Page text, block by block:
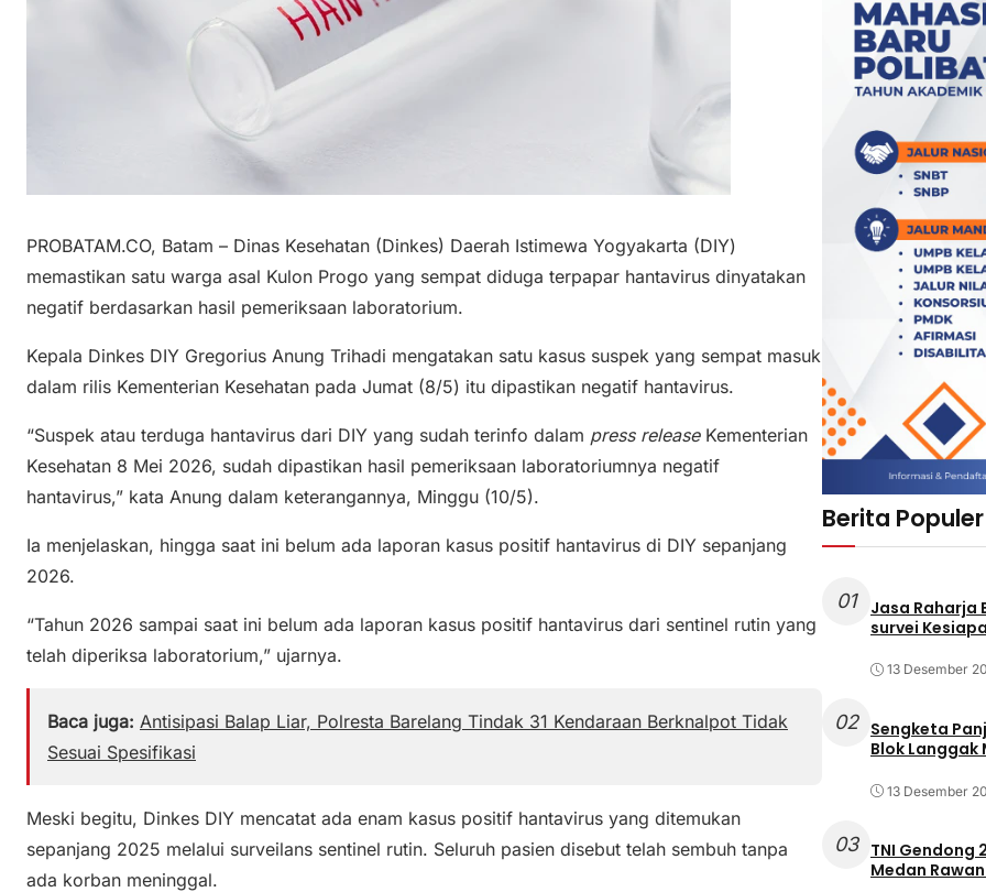
PROBATAM.CO, Batam – Dinas Kesehatan (Dinkes) Daerah Istimewa Yogyakarta (DIY)
memastikan satu warga asal Kulon Progo yang sempat diduga terpapar hantavirus dinyatakan
negatif berdasarkan hasil pemeriksaan laboratorium.
Kepala Dinkes DIY Gregorius Anung Trihadi mengatakan satu kasus suspek yang sempat masuk
dalam rilis Kementerian Kesehatan pada Jumat (8/5) itu dipastikan negatif hantavirus.
“Suspek atau terduga hantavirus dari DIY yang sudah terinfo dalam press release Kementerian
Kesehatan 8 Mei 2026, sudah dipastikan hasil pemeriksaan laboratoriumnya negatif
hantavirus,” kata Anung dalam keterangannya, Minggu (10/5).
Ia menjelaskan, hingga saat ini belum ada laporan kasus positif hantavirus di DIY sepanjang
2026.
“Tahun 2026 sampai saat ini belum ada laporan kasus positif hantavirus dari sentinel rutin yang
telah diperiksa laboratorium,” ujarnya.
Baca juga: Antisipasi Balap Liar, Polresta Barelang Tindak 31 Kendaraan Berknalpot Tidak
Sesuai Spesifikasi
Meski begitu, Dinkes DIY mencatat ada enam kasus positif hantavirus yang ditemukan
sepanjang 2025 melalui surveilans sentinel rutin. Seluruh pasien disebut telah sembuh tanpa
ada korban meninggal.
Berita Populer
01
Jasa Raharja
survei
13 Desember
02
Sengketa
Blok Langgak
13 Desember
03
TNI Gendong
Medan